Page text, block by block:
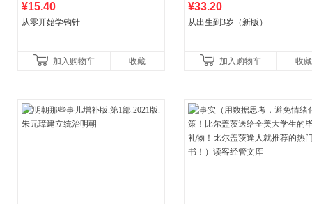
¥15.40
从零开始学钩针
加入购物车 收藏
¥33.20
从出生到3岁（新版）
加入购物车 收藏